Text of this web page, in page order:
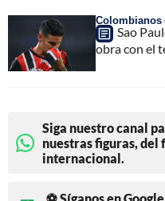
Colombianos
Sao
obra con el
Siga nuestro canal
nuestras figuras,
internacional.